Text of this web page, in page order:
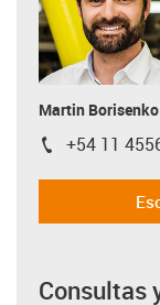
Martin Borisenko
igus-icon-
+54 11
Consultas